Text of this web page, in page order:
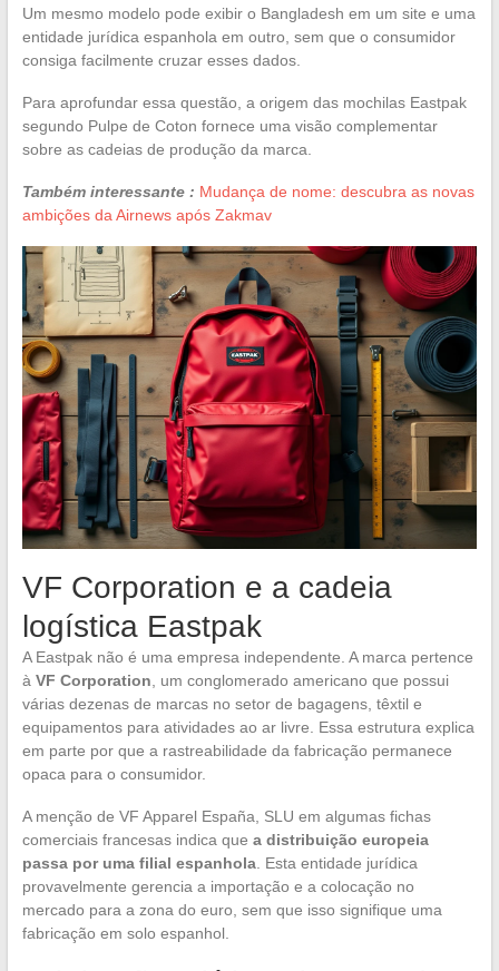
Um mesmo modelo pode exibir o Bangladesh em um site e uma
entidade jurídica espanhola em outro, sem que o consumidor
consiga facilmente cruzar esses dados.
Para aprofundar essa questão, a origem das mochilas Eastpak
segundo Pulpe de Coton fornece uma visão complementar
sobre as cadeias de produção da marca.
Também interessante : Mudança de nome: descubra as novas
ambições da Airnews após Zakmav
VF Corporation e a cadeia
logística Eastpak
A Eastpak não é uma empresa independente. A marca pertence
à VF Corporation , um conglomerado americano que possui
várias dezenas de marcas no setor de bagagens, têxtil e
equipamentos para atividades ao ar livre. Essa estrutura explica
em parte por que a rastreabilidade da fabricação permanece
opaca para o consumidor.
A menção de VF Apparel España, SLU em algumas fichas
comerciais francesas indica que a distribuição europeia
passa por uma filial espanhola. Esta entidade jurídica
provavelmente gerencia a importação e a colocação no
mercado para a zona do euro, sem que isso signifique uma
fabricação em solo espanhol.